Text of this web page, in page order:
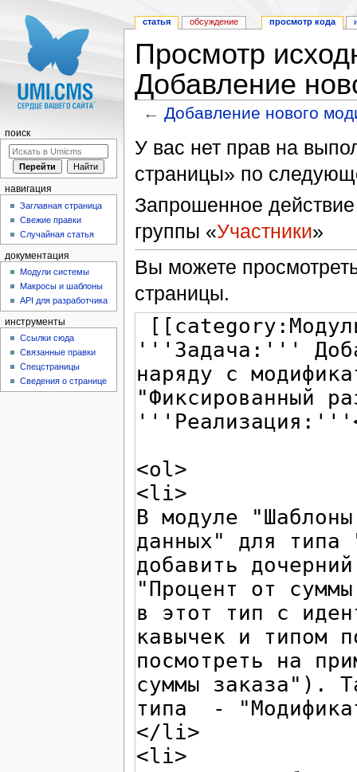
Просмотр
Добавление
←Добавление нового
У вас нет прав на
страницы» по
Запрошенное действие
группы «Участники»
Вы можете
страницы.
статья обсуждение просмотр кода
поиск
навигация
Заглавная страница
Свежие правки
Случайная статья
документация
Модули системы
Макросы и шаблоны
API для разработчика
инструменты
Ссылки сюда
Связанные правки
Спецстраницы
Сведения о странице